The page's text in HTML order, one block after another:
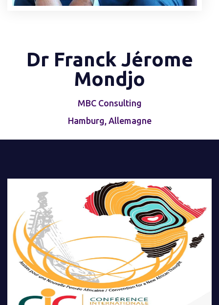
Dr Franck Jérome
Mondjo
MBC Consulting
Hamburg, Allemagne